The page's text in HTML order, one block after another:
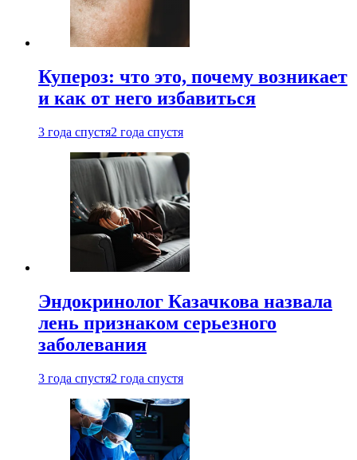
Купероз: что это, почему возникает
и как от него избавиться
3 года спустя2 года спустя
Эндокринолог Казачкова назвала
лень признаком серьезного
заболевания
3 года спустя2 года спустя